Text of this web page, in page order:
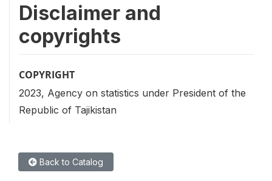
Disclaimer and
copyrights
COPYRIGHT
2023, Agency on statistics under President of the
Republic of Tajikistan
Back to Catalog